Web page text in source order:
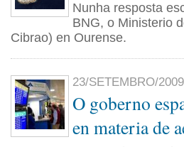
Nunha resposta
BNG, o Ministerio
Cibrao) en Ourense.
23/SETEMBRO/
O goberno
en materia de